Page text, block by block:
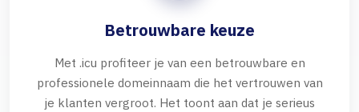
Betrouwbare keuze
Met .icu profiteer je van een betrouwbare en
professionele domeinnaam die het vertrouwen van
je klanten vergroot. Het toont aan dat je serieus